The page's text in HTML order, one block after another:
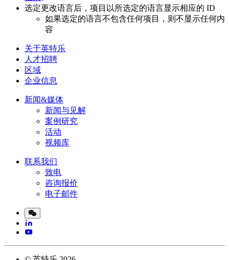
选定更改语言后，项目以所选定的语言显示相应的 ID
如果选定的语言不包含任何项目，则不显示任何内
容
关于英特乐
人才招聘
区域
企业信息
新闻&媒体
新闻与见解
案例研究
活动
视频库
联系我们
致电
咨询报价
电子邮件